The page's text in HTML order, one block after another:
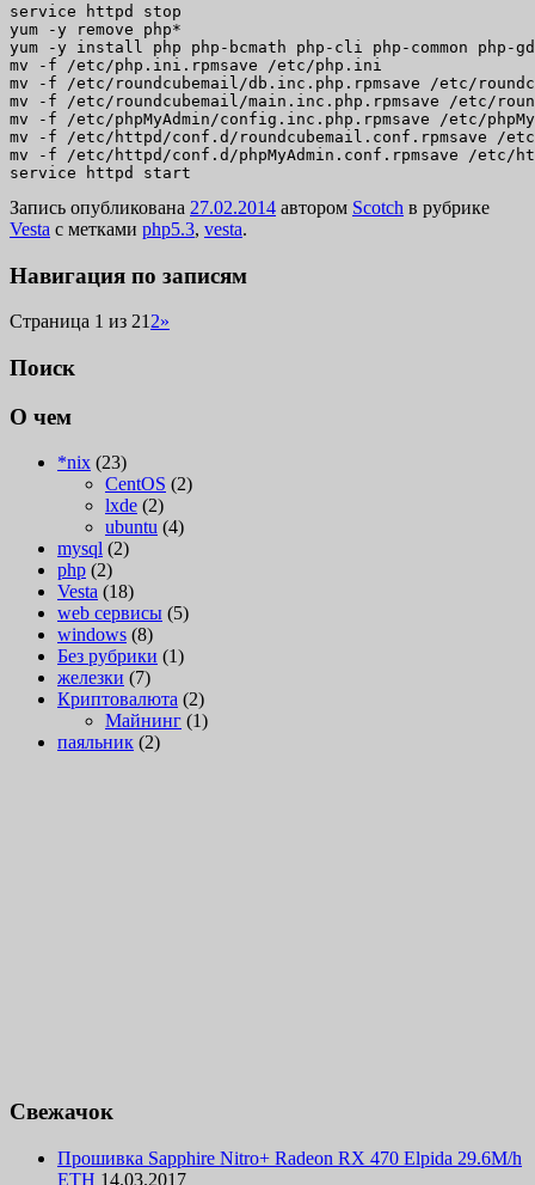
service httpd stop
yum -y remove php*
yum -y install php php-bcmath php-cli php-common php-
mv -f /etc/php.ini.rpmsave /etc/php.ini
mv -f /etc/roundcubemail/db.inc.php.rpmsave /etc/
mv -f /etc/roundcubemail/main.inc.php.rpmsave /etc/
mv -f /etc/phpMyAdmin/config.inc.php.rpmsave /etc/
mv -f /etc/httpd/conf.d/roundcubemail.conf.rpmsave /
mv -f /etc/httpd/conf.d/phpMyAdmin.conf.rpmsave /etc/
service httpd start
Запись опубликована 27.02.2014 автором Scotch в рубрике
Vesta с метками php5.3, vesta.
Навигация по записям
Страница 1 из 21 2»
Поиск
О чем
*nix (23)
CentOS (2)
lxde (2)
ubuntu (4)
mysql (2)
php (2)
Vesta (18)
web сервисы (5)
windows (8)
Без рубрики (1)
железки (7)
Криптовалюта (2)
Майнинг (1)
паяльник (2)
Свежачок
Прошивка Sapphire Nitro+ Radeon RX 470 Elpida 29.6M/h
ETH 14.03.2017